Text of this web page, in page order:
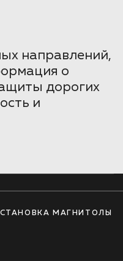
направлений,
о
дорогих
и
МАГНИТОЛЫ